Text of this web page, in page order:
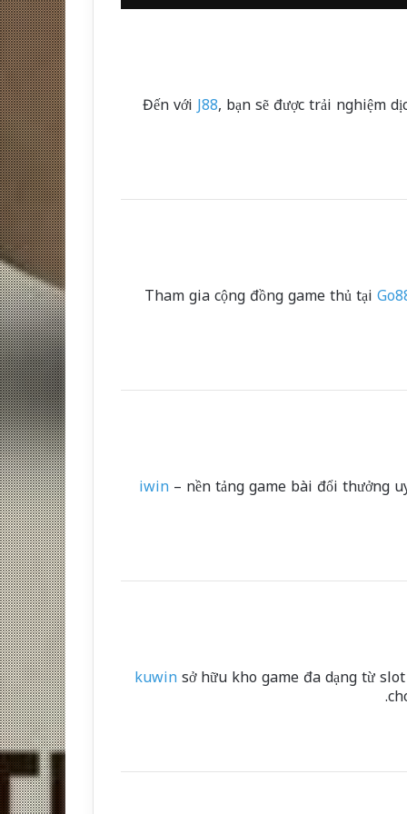
Đến vớiJ88, bạn sẽ được trải nghiệm
Tham gia cộng đồng game thủ tại
iwin– nền tảng game bài đổi thưởng
kuwinsở hữu kho game đa dạng từ